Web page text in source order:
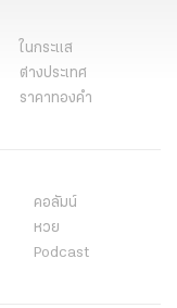
ในกระแส
ต่างประเทศ
ราคาทองคำ
คอลัมน์
หวย
Podcast